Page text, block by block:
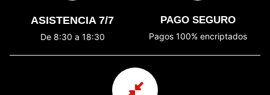
ASISTENCIA 7/7
De 8:30 a 18:30
PAGO SEGURO
Pagos 100% encriptados